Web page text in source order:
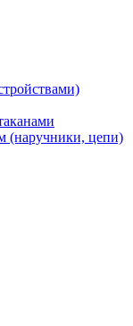
(наручники, цепи)